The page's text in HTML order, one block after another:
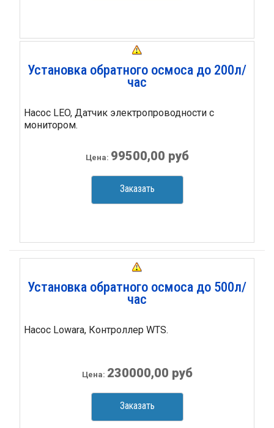
Установка обратного осмоса до 200л/
час
Насос LEO, Датчик электропроводности с
монитором.
Цена: 99500,00 руб
Заказать
Установка обратного осмоса до 500л/
час
Насос Lowara, Контроллер WTS.
Цена: 230000,00 руб
Заказать